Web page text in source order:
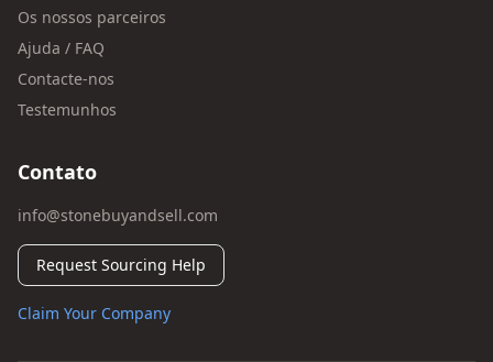
Os nossos parceiros
Ajuda / FAQ
Contacte-nos
Testemunhos
Contato
info@stonebuyandsell.com
Request Sourcing Help
Claim Your Company